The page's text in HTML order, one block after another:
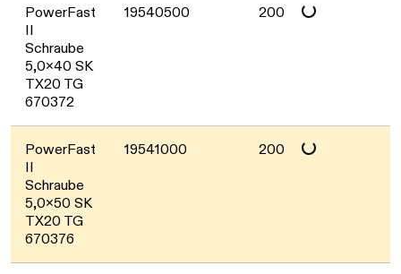
PowerFast
II
Schraube
5,0x40 SK
TX20 TG
670372
19540500 200
Daten werden geladen. Bitte warten...
PowerFast
II
Schraube
5,0x50 SK
TX20 TG
670376
19541000 200
Daten werden geladen. Bitte warten...